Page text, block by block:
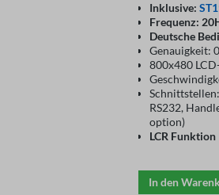
Inklusive:
Frequenz:
Deutsche
Genauigkeit:
800x480
RS232,
option)
LCR Funktion
In den